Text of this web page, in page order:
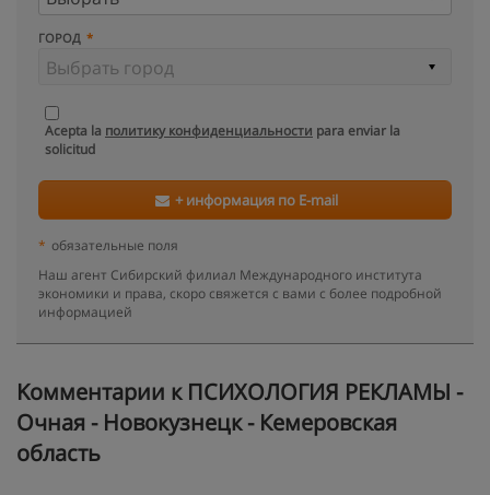
ГОРОД
Acepta la политику конфиденциальности para enviar la
solicitud
+ информация по E-mail
* обязательные поля
Наш агент Сибирский филиал Международного института
экономики и права, скоро свяжется с вами с более подробной
информацией
Kомментарии к ПСИХОЛОГИЯ РЕКЛАМЫ -
Очная - Новокузнецк - Кемеровская
область